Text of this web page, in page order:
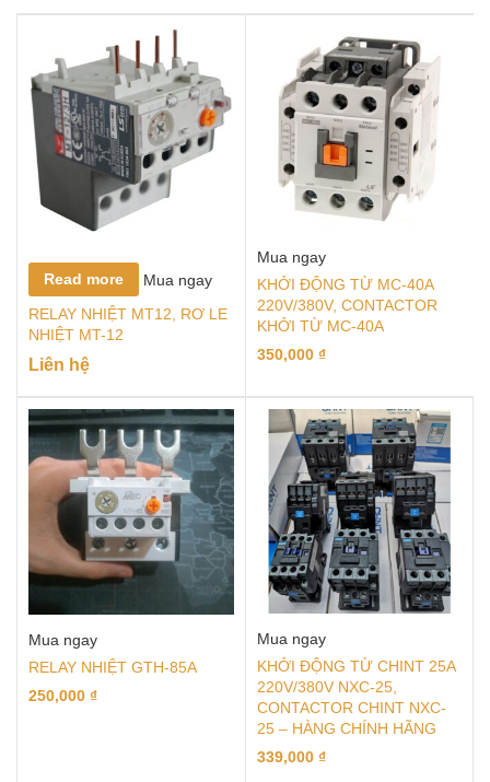
Read more
Mua ngay
RELAY NHIỆT MT12, RƠ LE
NHIỆT MT-12
Liên hệ
Mua ngay
KHỞI ĐỘNG TỪ MC-40A
220V/380V, CONTACTOR
KHỞI TỪ MC-40A
350,000 ₫
Mua ngay
RELAY NHIỆT GTH-85A
250,000 ₫
Mua ngay
KHỞI ĐỘNG TỪ CHINT 25A
220V/380V NXC-25,
CONTACTOR CHINT NXC-
25 – HÀNG CHÍNH HÃNG
339,000 ₫